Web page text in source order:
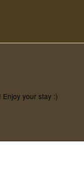
your stay :)